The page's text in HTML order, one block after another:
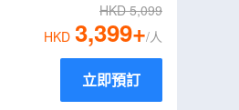
HKD5,099
HKD 3,399+/人
立即預訂